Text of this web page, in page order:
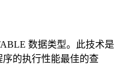
数据类型。此技术是
的执行性能最佳的查